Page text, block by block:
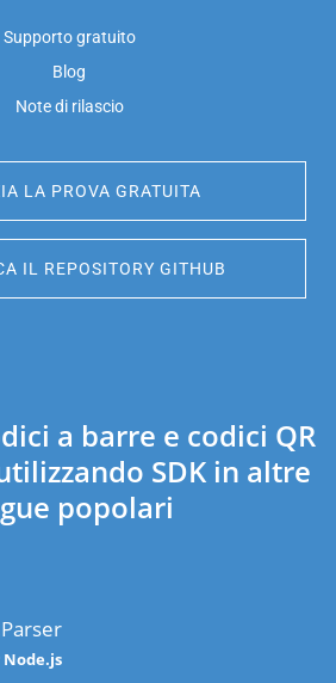
Supporto gratuito
Blog
Note di rilascio
LA PROVA GRATUITA
IL REPOSITORY GITHUB
a barre e codici QR
SDK in altre
popolari
Node.js